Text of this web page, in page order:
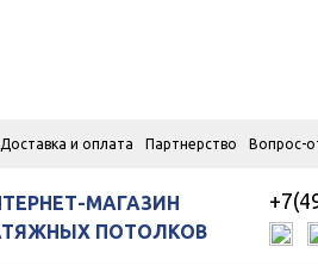
Доставка и оплата Партнерство Вопрос-
МАГАЗИН
ПОТОЛКОВ